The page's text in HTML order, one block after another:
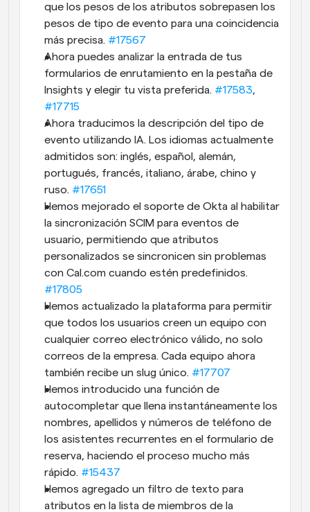
que los pesos de los atributos sobrepasen los
pesos de tipo de evento para una coincidencia
más precisa. #17567
Ahora puedes analizar la entrada de tus
formularios de enrutamiento en la pestaña de
Insights y elegir tu vista preferida. #17583
#17715
Ahora traducimos la descripción del tipo de
evento utilizando IA. Los idiomas actualmente
admitidos son: inglés, español, alemán,
portugués, francés, italiano, árabe, chino y
ruso. #17651
Hemos mejorado el soporte de Okta al habilitar
la sincronización SCIM para eventos de
usuario, permitiendo que atributos
personalizados se sincronicen sin problemas
#17805
Hemos actualizado la plataforma para permitir
que todos los usuarios creen un equipo con
cualquier correo electrónico válido, no solo
correos de la empresa. Cada equipo ahora
también recibe un slug único. #17707
Hemos introducido una función de
autocompletar que llena instantáneamente los
nombres, apellidos y números de teléfono de
los asistentes recurrentes en el formulario de
reserva, haciendo el proceso mucho más
rápido. #15437
Hemos agregado un filtro de texto para
atributos en la lista de miembros de la